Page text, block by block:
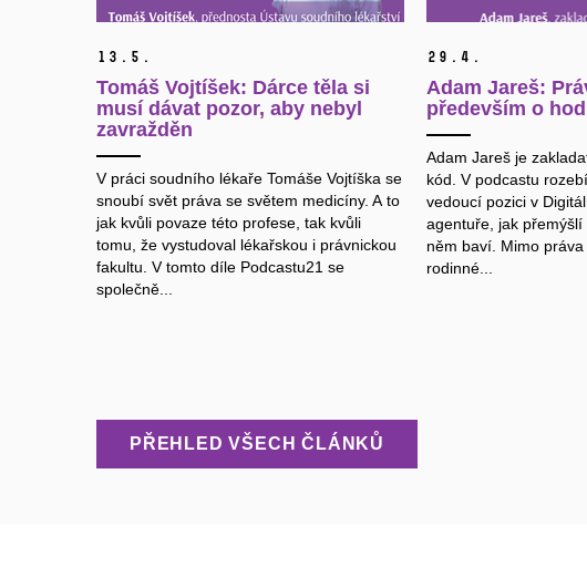
13. 5.
Tomáš Vojtíšek: Dárce těla si
musí dávat pozor, aby nebyl
zavražděn
V práci soudního lékaře Tomáše Vojtíška se
snoubí svět práva se světem medicíny. A to
jak kvůli povaze této profese, tak kvůli
tomu, že vystudoval lékařskou i právnickou
fakultu. V tomto díle Podcastu21 se
společně...
29. 4.
Adam Jareš:
především o
Adam Jareš je
kód. V podcastu
vedoucí pozici v
agentuře, jak
něm baví. Mimo
rodinné...
PŘEHLED VŠECH ČLÁNKŮ